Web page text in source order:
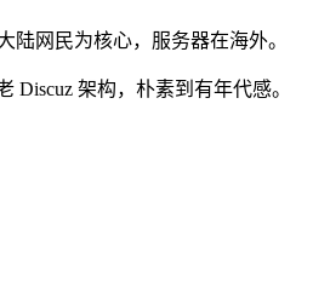
网民为核心，服务器在海外。
架构，朴素到有年代感。